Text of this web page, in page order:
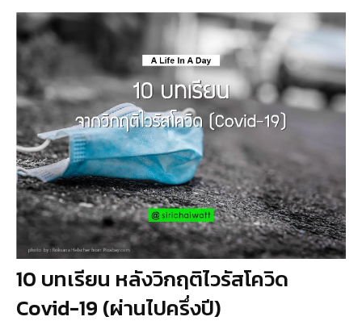
10 บทเรียน หลังวิกฤติไวรัสโควิด
Covid-19 (ผ่านไปครึ่งปี)